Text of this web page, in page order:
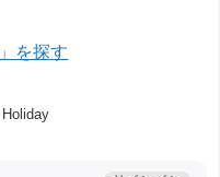
を探す